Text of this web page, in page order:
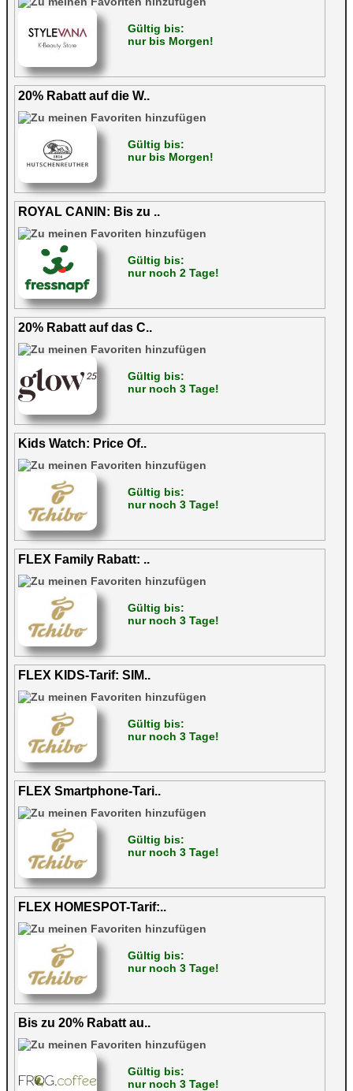
Gültig bis:
nur bis Morgen!
20% Rabatt auf die W..
Gültig bis:
nur bis Morgen!
ROYAL CANIN: Bis zu ..
Gültig bis:
nur noch 2 Tage!
20% Rabatt auf das C..
Gültig bis:
nur noch 3 Tage!
Kids Watch: Price Of..
Gültig bis:
nur noch 3 Tage!
FLEX Family Rabatt: ..
Gültig bis:
nur noch 3 Tage!
FLEX KIDS-Tarif: SIM..
Gültig bis:
nur noch 3 Tage!
FLEX Smartphone-Tari..
Gültig bis:
nur noch 3 Tage!
FLEX HOMESPOT-Tarif:..
Gültig bis:
nur noch 3 Tage!
Bis zu 20% Rabatt au..
Gültig bis:
nur noch 3 Tage!